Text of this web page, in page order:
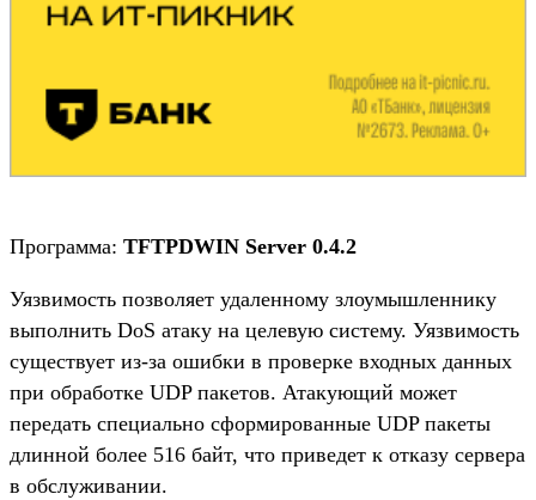
Программа: TFTPDWIN Server 0.4.2
Уязвимость позволяет удаленному злоумышленнику
выполнить DoS атаку на целевую систему. Уязвимость
существует из-за ошибки в проверке входных данных
при обработке UDP пакетов. Атакующий может
передать специально сформированные UDP пакеты
длинной более 516 байт, что приведет к отказу сервера
в обслуживании.